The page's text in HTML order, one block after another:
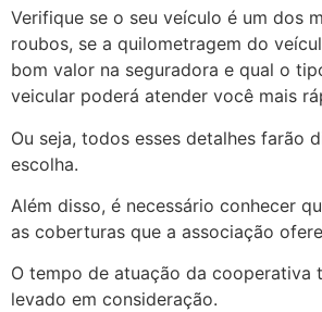
Verifique se o seu veículo é um dos
roubos, se a quilometragem do
bom valor na seguradora e qual o
veicular poderá atender você mais
Ou seja, todos esses detalhes farão
escolha.
Além disso, é necessário conhecer
as coberturas que a associação
O tempo de atuação da cooperativa
levado em consideração.